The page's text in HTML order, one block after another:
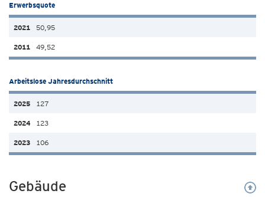
Erwerbsquote
50,95
49,52
Arbeitslose Jahresdurchschnitt
127
123
106
Gebäude